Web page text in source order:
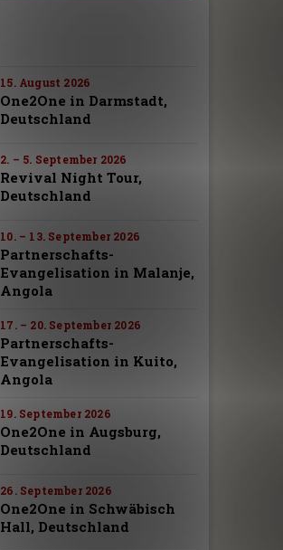
15. August 2026
One2One in Darmstadt,
Deutschland
2. – 5. September 2026
Revival Night Tour,
Deutschland
10. – 13. September 2026
Partnerschafts-
Evangelisation in Malanje,
Angola
17. – 20. September 2026
Partnerschafts-
Evangelisation in Kuito,
Angola
19. September 2026
One2One in Augsburg,
Deutschland
26. September 2026
One2One in Schwäbisch
Hall, Deutschland